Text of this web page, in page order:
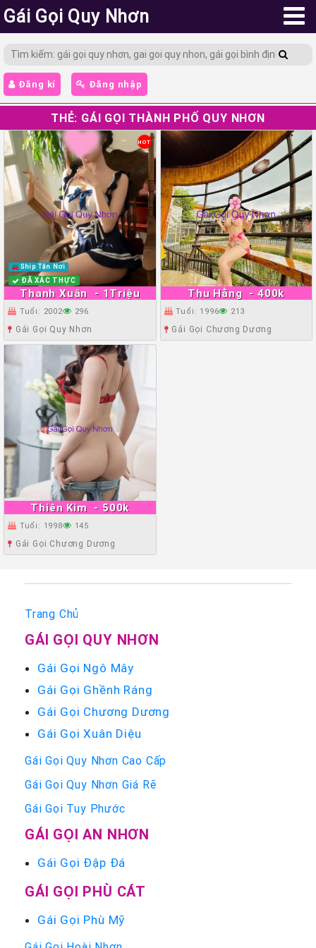
Gái Gọi Quy Nhơn
Đăng kí Đăng nhập
THẺ: GÁI GỌI THÀNH PHỐ QUY NHƠN
Thanh Xuân - 1Triệu
HOT
Ship Tận Nơi
ĐÃ XÁC THỰC
Tuổi: 2002 296
Gái Gọi Quy Nhơn
Thu Hằng - 400k
Tuổi: 1996 213
Gái Gọi Chương Dương
Thiên Kim - 500k
Tuổi: 1998 145
Gái Gọi Chương Dương
Trang Chủ
GÁI GỌI QUY NHƠN
Gái Gọi Ngô Mây
Gái Gọi Ghềnh Ráng
Gái Gọi Chương Dương
Gái Gọi Xuân Diệu
Gái Gọi Quy Nhơn Cao Cấp
Gái Gọi Quy Nhơn Giá Rẽ
Gái Gọi Tuy Phước
GÁI GỌI AN NHƠN
Gái Gọi Đập Đá
GÁI GỌI PHÙ CÁT
Gái Gọi Phù Mỹ